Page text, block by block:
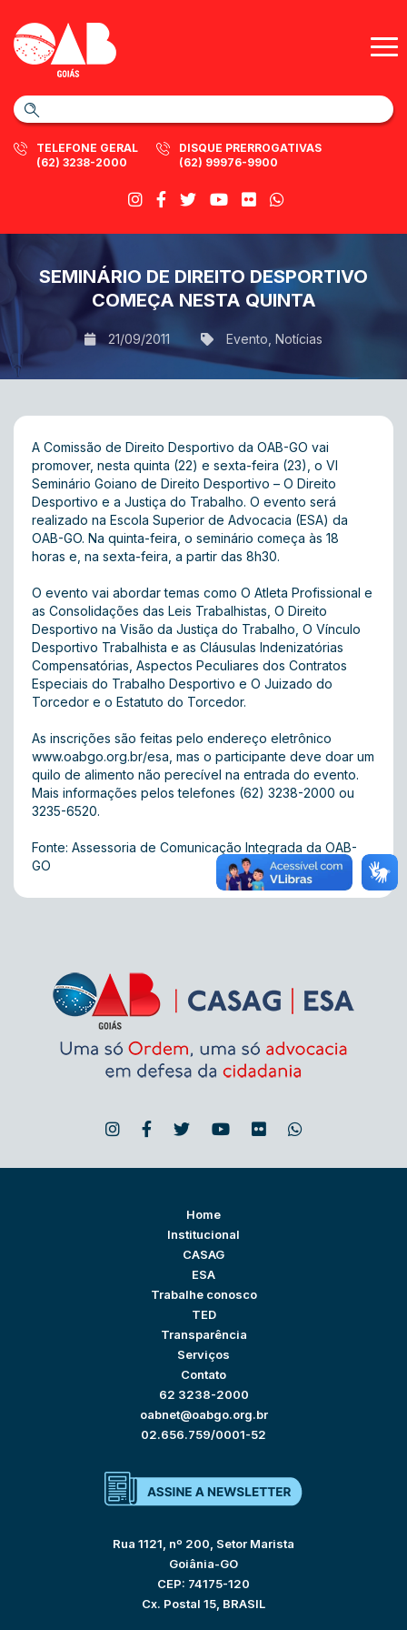
TELEFONE GERAL
(62) 3238-2000
DISQUE PRERROGATIVAS
(62) 99976-9900
SEMINÁRIO DE DIREITO DESPORTIVO
COMEÇA NESTA QUINTA
21/09/2011 Evento Notícias
A Comissão de Direito Desportivo da OAB-GO vai
promover, nesta quinta (22) e sexta-feira (23), o VI
Seminário Goiano de Direito Desportivo – O Direito
Desportivo e a Justiça do Trabalho. O evento será
realizado na Escola Superior de Advocacia (ESA) da
OAB-GO. Na quinta-feira, o seminário começa às 18
horas e, na sexta-feira, a partir das 8h30.
O evento vai abordar temas como O Atleta Profissional e
as Consolidações das Leis Trabalhistas, O Direito
Desportivo na Visão da Justiça do Trabalho, O Vínculo
Desportivo Trabalhista e as Cláusulas Indenizatórias
Compensatórias, Aspectos Peculiares dos Contratos
Especiais do Trabalho Desportivo e O Juizado do
Torcedor e o Estatuto do Torcedor.
As inscrições são feitas pelo endereço eletrônico
www.oabgo.org.br/esa , mas o participante deve doar um
quilo de alimento não perecível na entrada do evento.
Mais informações pelos telefones (62) 3238-2000 ou
3235-6520.
Fonte: Assessoria de Comunicação Integrada da OAB-
GO
Home
Institucional
CASAG
ESA
Trabalhe conosco
TED
Transparência
Serviços
Contato
62 3238-2000
oabnet@oabgo.org.br
02.656.759/0001-52
Rua 1121, nº 200, Setor Marista
Goiânia-GO
CEP: 74175-120
Cx. Postal 15, BRASIL